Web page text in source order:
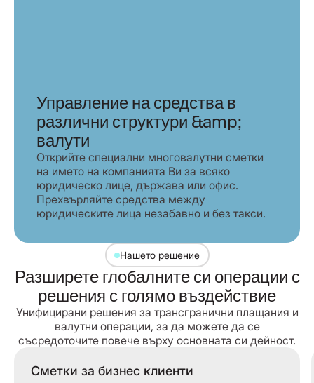
Управление на средства в
различни структури &amp;
валути
Открийте специални многовалутни сметки
на името на компанията Ви за всяко
юридическо лице, държава или офис.
Прехвърляйте средства между
юридическите лица незабавно и без такси.
Нашето решение
Разширете глобалните си операции с
решения с голямо въздействие
Унифицирани решения за трансгранични плащания и
валутни операции, за да можете да се
съсредоточите повече върху основната си дейност.
Сметки за бизнес клиенти